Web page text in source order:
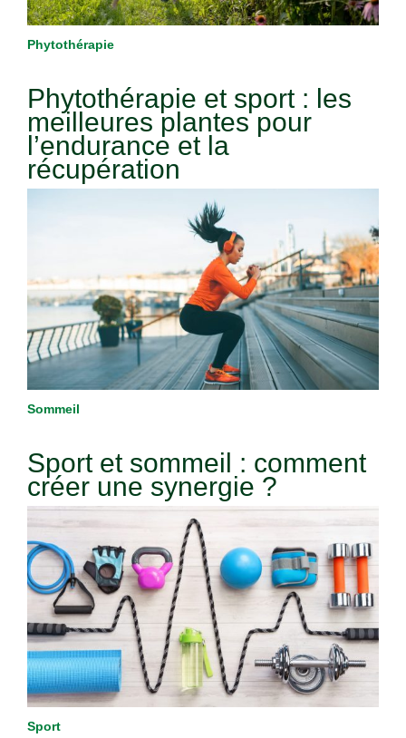
Phytothérapie
Phytothérapie et sport : les
meilleures plantes pour
l’endurance et la
récupération
Sommeil
Sport et sommeil : comment
créer une synergie ?
Sport